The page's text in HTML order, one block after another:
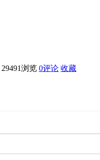
29491浏览 0评论 收藏